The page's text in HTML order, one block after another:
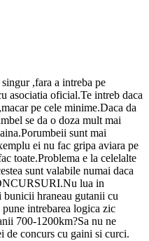
,fara a intreba pe
asociatia oficial.Te intreb daca
pe cele minime.Daca da
se da o doza mult mai
sunt mai
ei nu fac gripa aviara pe
toate.Problema e la celelalte
sunt valabile numai daca
lua in
bunicii hraneau gutanii cu
intrebarea logica zic
700-1200km?Sa nu ne
de concurs cu gaini si curci.